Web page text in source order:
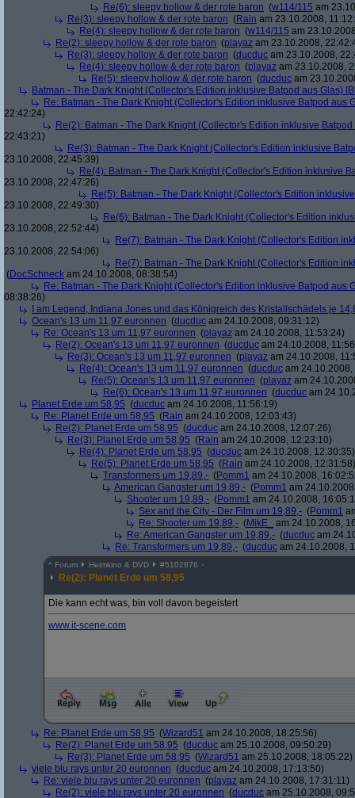
Re(6): sleepy hollow & der rote baron (w114/115 am
Re(3): sleepy hollow & der rote baron (Rain am 23.10.2008,
Re(4): sleepy hollow & der rote baron (w114/115 am
Re(2): sleepy hollow & der rote baron (playaz am 23.10.2008,
Re(3): sleepy hollow & der rote baron (ducduc am 23.10.2008,
Re(4): sleepy hollow & der rote baron (playaz am 23.10.2008,
Re(5): sleepy hollow & der rote baron (ducduc am
Batman - The Dark Knight (Collector's Edition inklusive Batpod aus Glas)
Re: Batman - The Dark Knight (Collector's Edition inklusive Batpod aus
22:42:24)
Re(2): Batman - The Dark Knight (Collector's Edition inklusive
22:43:21)
Re(3): Batman - The Dark Knight (Collector's Edition inklusive
23.10.2008, 22:45:39)
Re(4): Batman - The Dark Knight (Collector's Edition inklusive
23.10.2008, 22:47:26)
Re(5): Batman - The Dark Knight (Collector's Edition
23.10.2008, 22:49:30)
Re(6): Batman - The Dark Knight (Collector's Edition
23.10.2008, 22:52:44)
Re(7): Batman - The Dark Knight (Collector's Edition
23.10.2008, 22:54:06)
Re(7): Batman - The Dark Knight (Collector's Edition
(DocSchneck am 24.10.2008, 08:38:54)
Re: Batman - The Dark Knight (Collector's Edition inklusive Batpod aus
08:38:26)
I am Legend, Indiana Jones und das Königreich des Kristallschädels je
Ocean's 13 um 11,97 euronnen (ducduc am 24.10.2008, 09:31:12)
Re: Ocean's 13 um 11,97 euronnen (playaz am 24.10.2008, 11:53:24)
Re(2): Ocean's 13 um 11,97 euronnen (ducduc am 24.10.2008,
Re(3): Ocean's 13 um 11,97 euronnen (playaz am 24.10.2008,
Re(4): Ocean's 13 um 11,97 euronnen (ducduc am
Re(5): Ocean's 13 um 11,97 euronnen (playaz am
Re(6): Ocean's 13 um 11,97 euronnen (ducduc am
Planet Erde um 58,95 (ducduc am 24.10.2008, 11:56:19)
Re: Planet Erde um 58,95 (Rain am 24.10.2008, 12:03:43)
Re(2): Planet Erde um 58,95 (ducduc am 24.10.2008, 12:07:26)
Re(3): Planet Erde um 58,95 (Rain am 24.10.2008, 12:23:10)
Re(4): Planet Erde um 58,95 (ducduc am 24.10.2008, 12:30:35)
Re(5): Planet Erde um 58,95 (Rain am 24.10.2008, 12:31:58)
Transformers um 19,89,- (Pomm1 am 24.10.2008,
American Gangster um 19,89,- (Pomm1 am
Shooter um 19,89,- (Pomm1 am 24.10.2008,
Sex and the City - Der Film um 19,89,- (Pomm1
Re: Shooter um 19,89,- (MikE_
am 24.10.2008,
Re: American Gangster um 19,89,- (ducduc am
Re: Transformers um 19,89,- (ducduc am 24.10.2008,
^ Forum Heimkino & DVD #5102876
Re(2): Planet Erde um 58,95
Die kann echt was, bin voll davon begeistert
www.it-scene.com
Re: Planet Erde um 58,95 (Wizard51 am 24.10.2008, 18:25:56)
Re(2): Planet Erde um 58,95 (ducduc am 25.10.2008, 09:50:29)
Re(3): Planet Erde um 58,95 (Wizard51 am 25.10.2008, 18:05:22)
viele blu rays unter 20 euronnen (ducduc am 24.10.2008, 17:13:50)
Re: viele blu rays unter 20 euronnen (playaz am 24.10.2008, 17:31:11)
Re(2): viele blu rays unter 20 euronnen (ducduc am 25.10.2008,